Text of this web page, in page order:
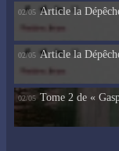
02/05 Article la
02/05 Article la
02/05 Tome 2 de «